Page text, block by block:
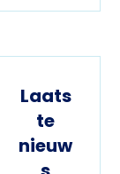
Laats
te
nieuw